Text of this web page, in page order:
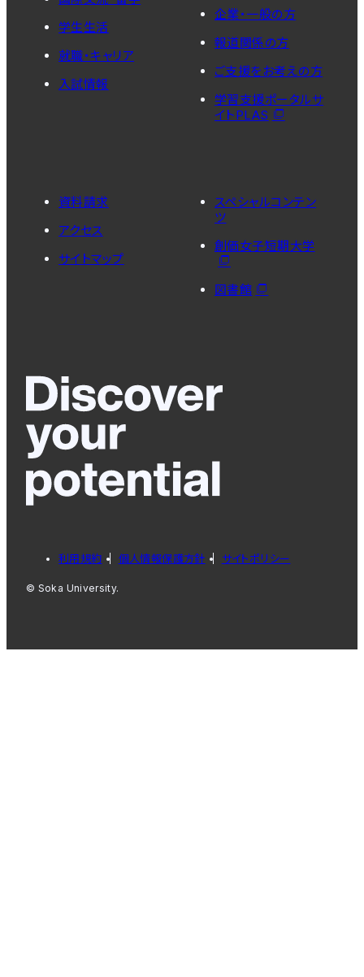
学生生活
就職・キャリア
入試情報
企業・一般の方
報道関係の方
ご支援をお考えの方
学習支援ポータルサ
イトPLAS
資料請求
アクセス
サイトマップ
スペシャルコンテン
ツ
創価女子短期大学
図書館
利用規約 個人情報保護方針 サイトポリシー
© Soka University.